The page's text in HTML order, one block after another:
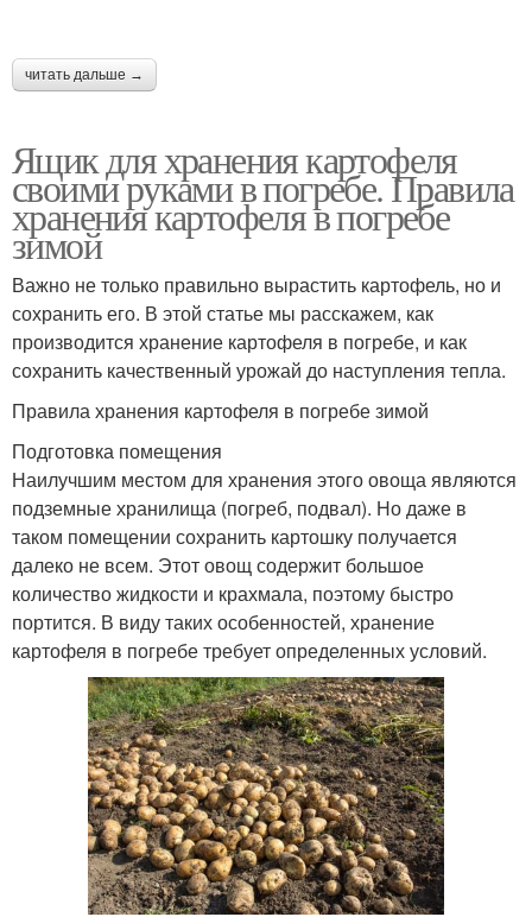
читать дальше →
Ящик для хранения картофеля
своими руками в погребе. Правила
хранения картофеля в погребе
зимой
Важно не только правильно вырастить картофель, но и
сохранить его. В этой статье мы расскажем, как
производится хранение картофеля в погребе, и как
сохранить качественный урожай до наступления тепла.
Правила хранения картофеля в погребе зимой
Подготовка помещения
Наилучшим местом для хранения этого овоща являются
подземные хранилища (погреб, подвал). Но даже в
таком помещении сохранить картошку получается
далеко не всем. Этот овощ содержит большое
количество жидкости и крахмала, поэтому быстро
портится. В виду таких особенностей, хранение
картофеля в погребе требует определенных условий.